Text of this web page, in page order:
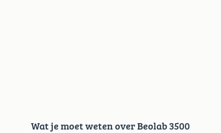
Wat je moet weten over Beolab 3500